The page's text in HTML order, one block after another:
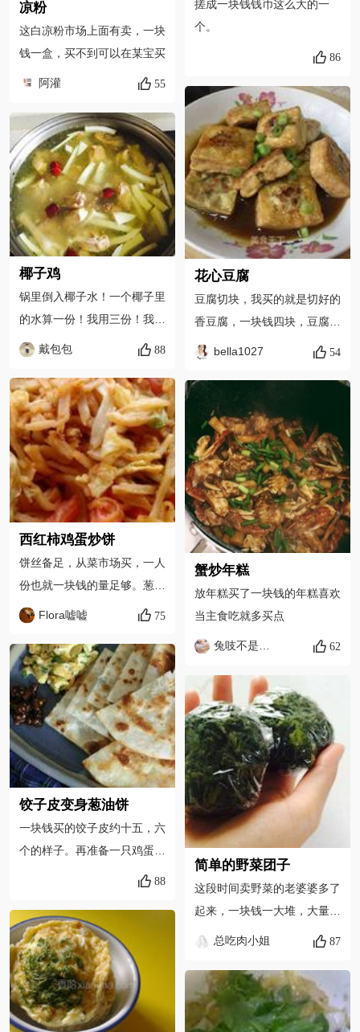
凉粉
这白凉粉市场上面有卖，一块
钱一盒，买不到可以在某宝买
阿灌 55
椰子鸡
锅里倒入椰子水！一个椰子里
的水算一份！我用三份！我们
市场一块钱一份超便宜！加入
火煮！煮到鸡肉是你喜欢的口
感就行！期间可以加入几颗红
枣！然后大功告成！无需加什
么！
戴包包 88
西红柿鸡蛋炒饼
饼丝备足，从菜市场买，一人
份也就一块钱的量足够。葱姜
切丝，圆生菜切丝，鸡蛋液打
水。
Flora嘘嘘 75
饺子皮变身葱油饼
一块钱买的饺子皮约十五，六
个的样子。再准备一只鸡蛋，
88
搓成一块钱钱币这么大的一
个。
86
花心豆腐
豆腐切块，我买的就是切好的
香豆腐，一块钱四块，豆腐用
模具在中间掏个洞，如图。
bella1027 54
蟹炒年糕
放年糕买了一块钱的年糕喜欢
当主食吃就多买点
兔吱不是暴牙妹 62
简单的野菜团子
这段时间卖野菜的老婆婆多了
起来，一块钱一大堆，大量消
耗
总吃肉小姐 87